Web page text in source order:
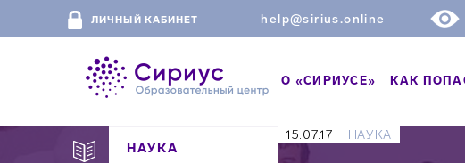
ЛИЧНЫЙ КАБИНЕТ help@sirius.online
О «СИРИУСЕ» КАК
НАУКА
15.07.17 НАУКА